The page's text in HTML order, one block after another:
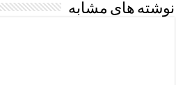
نوشته های مشابه